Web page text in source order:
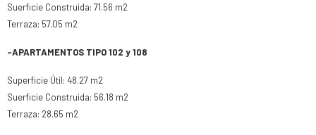
Suerficie Construida: 71.56 m2
Terraza: 57.05 m2
-APARTAMENTOS TIPO 102 y 108
Superficie Útil: 48.27 m2
Suerficie Construida: 56.18 m2
Terraza: 28.65 m2